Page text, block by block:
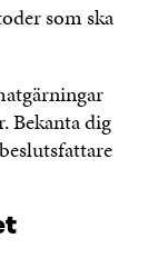
som ska
Bekanta dig